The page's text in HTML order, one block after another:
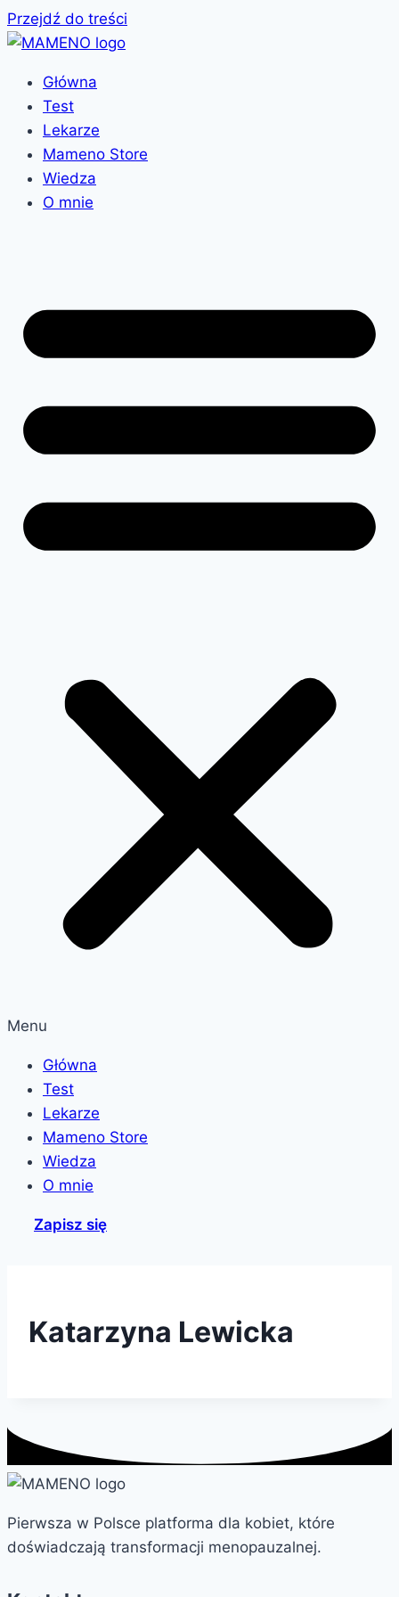
Przejdź do treści
Główna
Test
Lekarze
Mameno Store
Wiedza
O mnie
Menu
Główna
Test
Lekarze
Mameno Store
Wiedza
O mnie
Zapisz się
Katarzyna Lewicka
Pierwsza w Polsce platforma dla kobiet, które
doświadczają transformacji menopauzalnej.